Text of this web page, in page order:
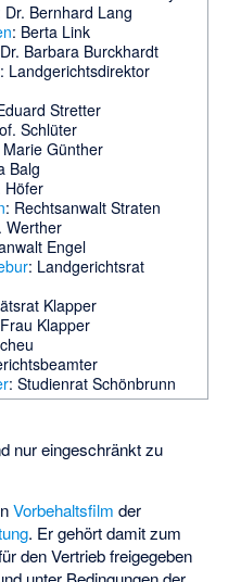
Dr. Bernhard Lang
: Berta Link
Barbara Burckhardt
: Landgerichtsdirektor
Stretter
Schlüter
Marie Günther
Balg
Höfer
: Rechtsanwalt Straten
Werther
Engel
: Landgerichtsrat
Klapper
Klapper
: Studienrat Schönbrunn
nur eingeschränkt zu
Vorbehaltsfilm der
. Er gehört damit zum
den Vertrieb freigegeben